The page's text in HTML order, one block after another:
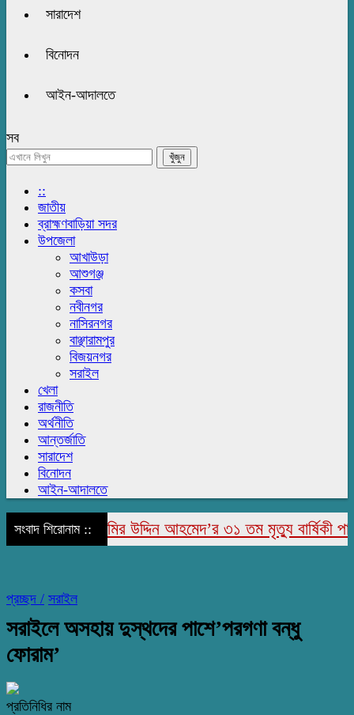
সারাদেশ
বিনোদন
আইন-আদালতে
সব
::
জাতীয়
ব্রাহ্মণবাড়িয়া সদর
উপজেলা
আখাউড়া
আশুগঞ্জ
কসবা
নবীনগর
নাসিরনগর
বাঞ্ছারামপুর
বিজয়নগর
সরাইল
খেলা
রাজনীতি
অর্থনীতি
আন্তর্জাতি
সারাদেশ
বিনোদন
আইন-আদালতে
সংবাদ শিরোনাম ::
মরহুম জামির উদ্দিন আহমেদ’র ৩১ তম মৃত্যু বার্ষিকী পালিত
প্রচ্ছদ / সরাইল
সরাইলে অসহায় দুস্থদের পাশে’পরগণা বন্ধু
ফোরাম’
প্রতিনিধির নাম